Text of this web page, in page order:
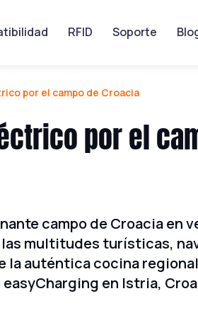
RFID Soporte
por el campo de Croacia
por el
campo de Croacia en
multitudes turísticas,
la auténtica cocina
en Istria,